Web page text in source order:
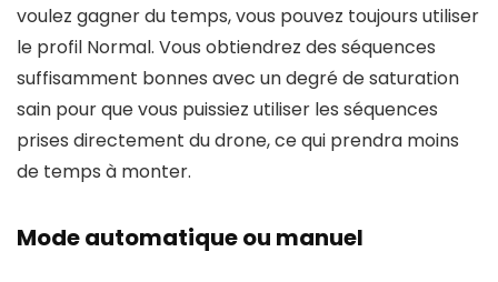
voulez gagner du temps, vous pouvez toujours utiliser
le profil Normal. Vous obtiendrez des séquences
suffisamment bonnes avec un degré de saturation
sain pour que vous puissiez utiliser les séquences
prises directement du drone, ce qui prendra moins
de temps à monter.
Mode automatique ou manuel